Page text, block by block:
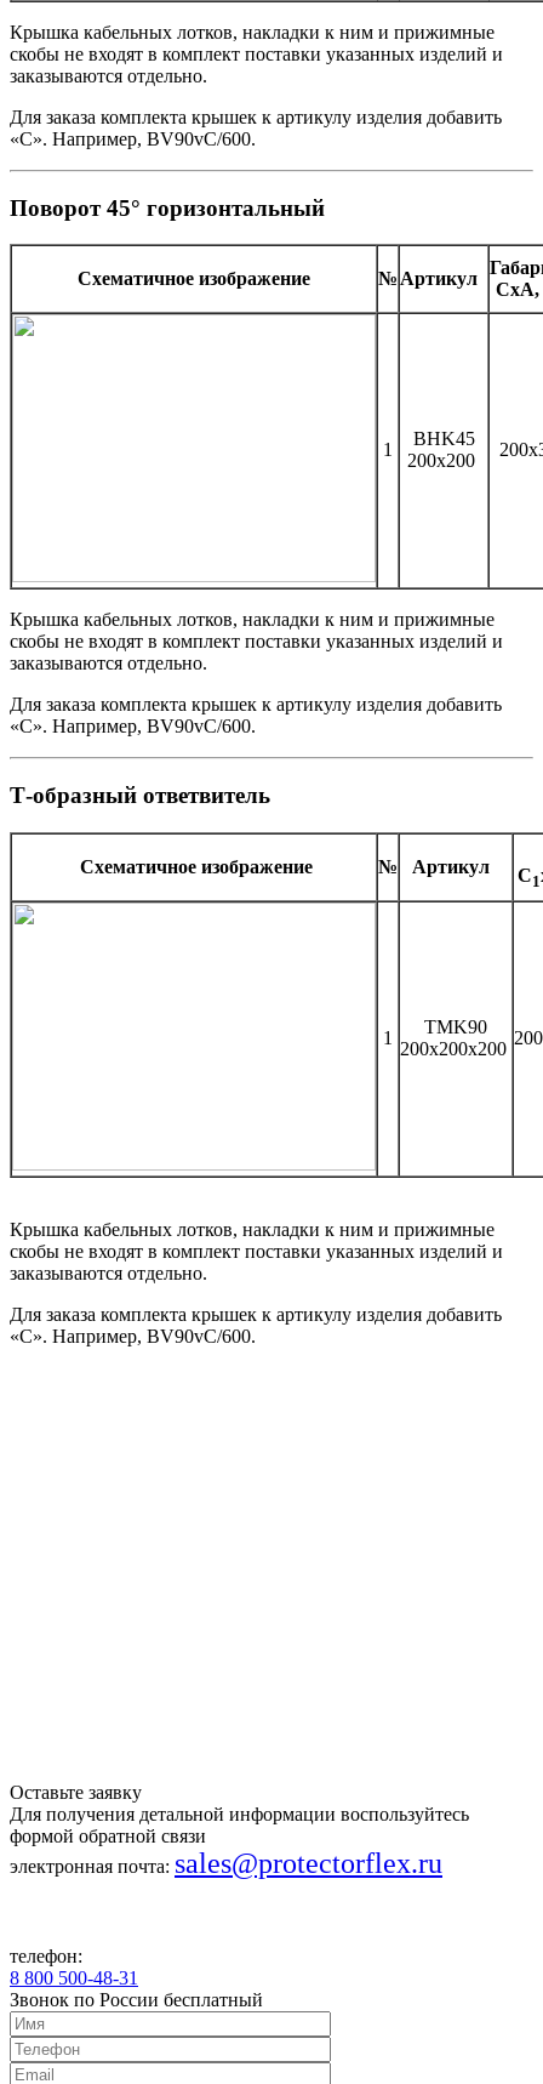
Крышка кабельных лотков, накладки к ним и прижимные
скобы не входят в комплект поставки указанных изделий и
заказываются отдельно.
Для заказа комплекта крышек к артикулу изделия добавить
«С». Например, BV90vC/600.
Поворот 45° горизонтальный
Схематичное изображение № Артикул
1
BHK45
200x200
Крышка кабельных лотков, накладки к ним и прижимные
скобы не входят в комплект поставки указанных изделий и
заказываются отдельно.
Для заказа комплекта крышек к артикулу изделия добавить
«С». Например, BV90vC/600.
Т-образный ответвитель
Схематичное изображение № Артикул C1
1
TMK90
200x200х200
Крышка кабельных лотков, накладки к ним и прижимные
скобы не входят в комплект поставки указанных изделий и
заказываются отдельно.
Для заказа комплекта крышек к артикулу изделия добавить
«С». Например, BV90vC/600.
Оставьте заявку
Для получения детальной информации воспользуйтесь
формой обратной связи
электронная почта: sales@protectorflex.ru
телефон:
8 800 500-48-31
Звонок по России бесплатный